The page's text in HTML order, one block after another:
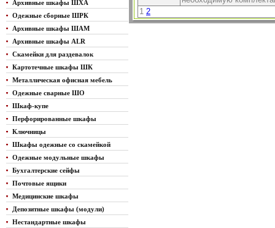
Архивные шкафы ШХА
Одежные сборные ШРК
Архивные шкафы ШАМ
Архивные шкафы ALR
Скамейки для раздевалок
Картотечные шкафы ШК
Металлическая офисная мебель
Одежные сварные ШО
Шкаф-купе
Перфорированные шкафы
Ключницы
Шкафы одежные со скамейкой
Одежные модульные шкафы
Бухгалтерские сейфы
Почтовые ящики
Медицинские шкафы
Депозитные шкафы (модули)
Нестандартные шкафы
1 2